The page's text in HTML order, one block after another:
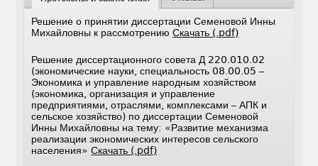
Решение о принятии диссертации Семеновой Инны
Михайловны к рассмотрениюСкачать (.pdf)
Решение диссертационного совета Д 220.010.02
(экономические науки, специальность 08.00.05 –
Экономика и управление народным хозяйством
(экономика, организация и управление
предприятиями, отраслями, комплексами – АПК и
сельское хозяйство) по диссертации Семеновой
Инны Михайловны на тему: «Развитие механизма
реализации экономических интересов сельского
населения»Скачать (.pdf)